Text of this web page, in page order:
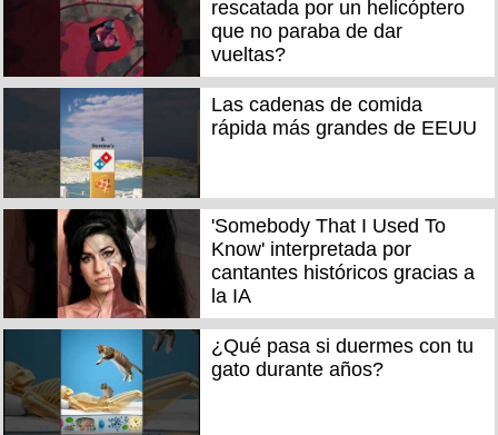
rescatada por un helicóptero
que no paraba de dar
vueltas?
Las cadenas de comida
rápida más grandes de EEUU
'Somebody That I Used To
Know' interpretada por
cantantes históricos gracias a
la IA
¿Qué pasa si duermes con tu
gato durante años?